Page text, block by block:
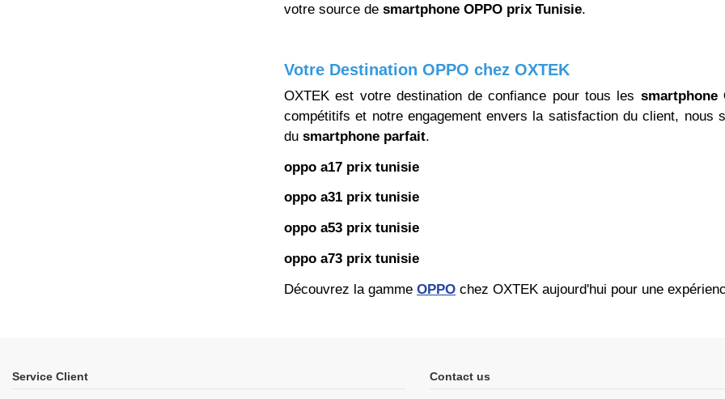
votre source de smartphone OPPO prix Tunisie.
Votre Destination OPPO chez OXTEK
OXTEK est votre destination de confiance pour tous les smartphone
compétitifs et notre engagement envers la satisfaction du client,
du smartphone parfait.
oppo a17 prix tunisie
oppo a31 prix tunisie
oppo a53 prix tunisie
oppo a73 prix tunisie
Découvrez la gamme OPPO chez OXTEK aujourd'hui pour une
Service Client Contact us